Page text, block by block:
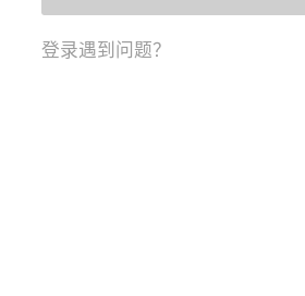
登录遇到问题？